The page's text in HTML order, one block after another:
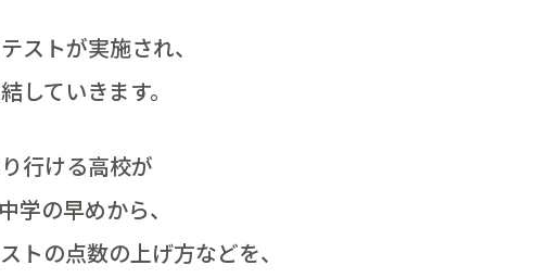
ストが実施され、
していきます。
行ける高校が
学の早めから、
トの点数の上げ方などを、